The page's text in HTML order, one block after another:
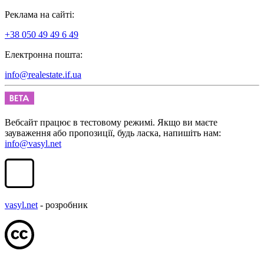
Реклама на сайті:
+38 050 49 49 6 49
Електронна пошта:
info@realestate.if.ua
Вебсайт працює в тестовому режимі. Якщо ви маєте
зауваження або пропозиції, будь ласка, напишіть нам:
info@vasyl.net
vasyl.net - розробник